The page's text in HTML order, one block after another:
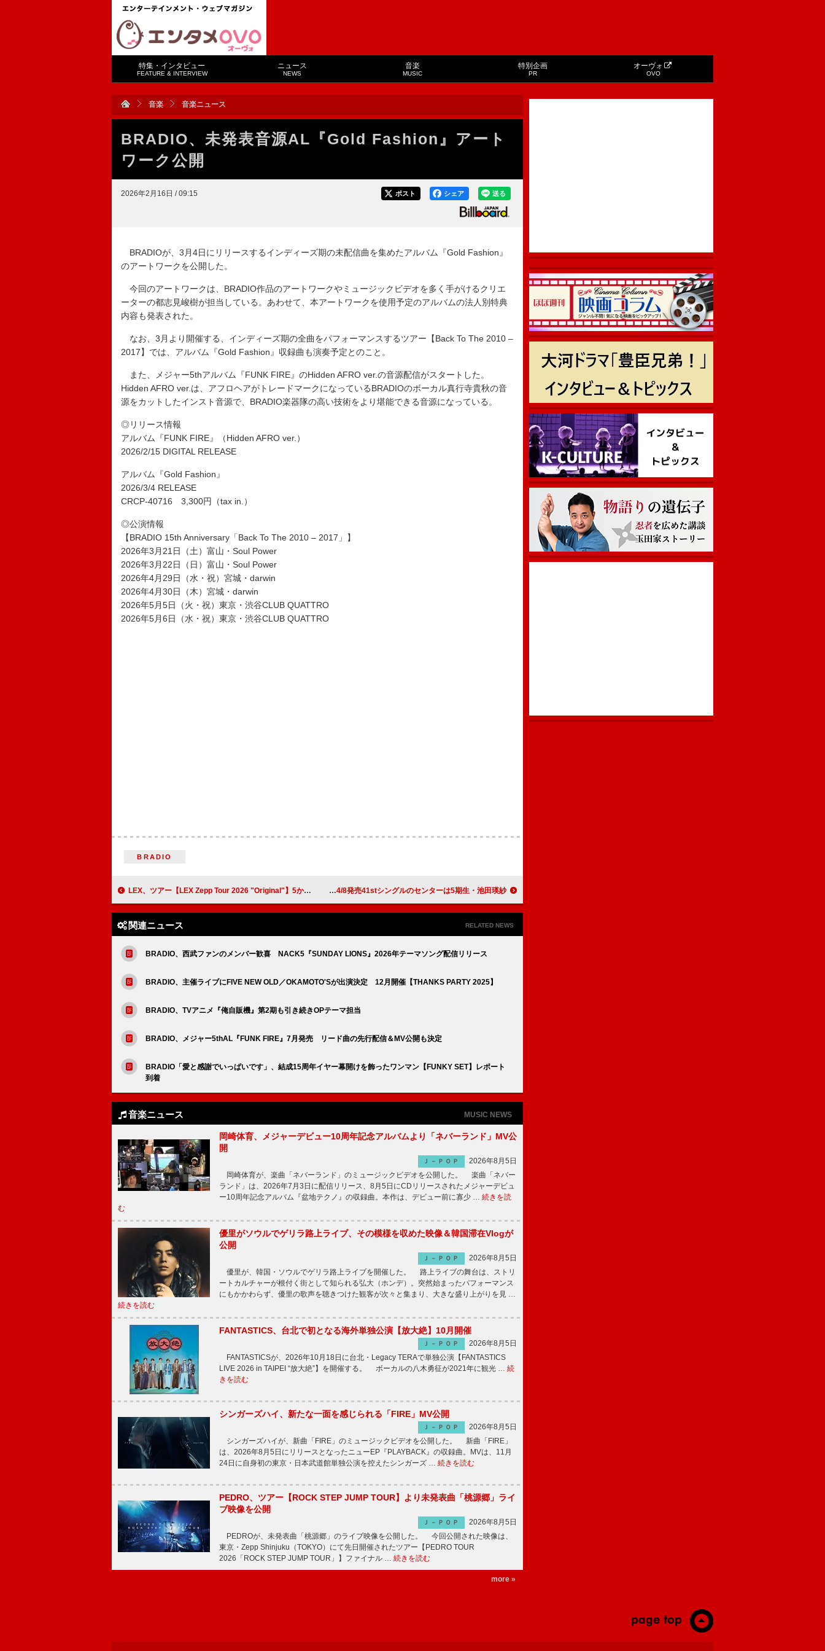
特集・インタビュー
FEATURE & INTERVIEW
ニュース
NEWS
音楽
MUSIC
特別企画
PR
オーヴォ
OVO
音楽 音楽ニュース
BRADIO、未発表音源AL『Gold Fashion』アート
ワーク公開
2026年2月16日 / 09:15 送る
シェア
ポスト
BRADIOが、3月4日にリリースするインディーズ期の未配信曲を集めたアルバム『Gold Fashion』
のアートワークを公開した。
今回のアートワークは、BRADIO作品のアートワークやミュージックビデオを多く手がけるクリエ
ーターの都志見峻樹が担当している。あわせて、本アートワークを使用予定のアルバムの法人別特典
内容も発表された。
なお、3月より開催する、インディーズ期の全曲をパフォーマンスするツアー【Back To The 2010 –
2017】では、アルバム『Gold Fashion』収録曲も演奏予定とのこと。
また、メジャー5thアルバム『FUNK FIRE』のHidden AFRO ver.の音源配信がスタートした。
Hidden AFRO ver.は、アフロヘアがトレードマークになっているBRADIOのボーカル真行寺貴秋の音
源をカットしたインスト音源で、BRADIO楽器隊の高い技術をより堪能できる音源になっている。
◎リリース情報
アルバム『FUNK FIRE』（Hidden AFRO ver.）
2026/2/15 DIGITAL RELEASE
アルバム『Gold Fashion』
2026/3/4 RELEASE
CRCP-40716 3,300円（tax in.）
◎公演情報
【BRADIO 15th Anniversary「Back To The 2010 – 2017」】
2026年3月21日（土）富山・Soul Power
2026年3月22日（日）富山・Soul Power
2026年4月29日（水・祝）宮城・darwin
2026年4月30日（木）宮城・darwin
2026年5月5日（火・祝）東京・渋谷CLUB QUATTRO
2026年5月6日（水・祝）東京・渋谷CLUB QUATTRO
BRADIO
LEX、ツアー【LEX Zepp Tour 2026 "Original"】5か所を回る追加公演開催発表 乃木坂46、4/8発売41stシングルのセンターは5期生・池田瑛紗
関連ニュース RELATED NEWS
BRADIO、西武ファンのメンバー歓喜 NACK5『SUNDAY LIONS』2026年テーマソング配信リリース
BRADIO、主催ライブにFIVE NEW OLD／OKAMOTO'Sが出演決定 12月開催【THANKS PARTY 2025】
BRADIO、TVアニメ『俺自販機』第2期も引き続きOPテーマ担当
BRADIO、メジャー5thAL『FUNK FIRE』7月発売 リード曲の先行配信＆MV公開も決定
BRADIO「愛と感謝でいっぱいです」、結成15周年イヤー幕開けを飾ったワンマン【FUNKY SET】レポート
到着
音楽ニュース MUSIC NEWS
岡崎体育、メジャーデビュー10周年記念アルバムより「ネバーランド」MV公
開
Ｊ－ＰＯＰ
2026年8月5日
岡崎体育が、楽曲「ネバーランド」のミュージックビデオを公開した。 楽曲「ネバー
ランド」は、2026年7月3日に配信リリース、8月5日にCDリリースされたメジャーデビュ
ー10周年記念アルバム『盆地テクノ』の収録曲。本作は、デビュー前に寡少 … 続きを読
む
優里がソウルでゲリラ路上ライブ、その模様を収めた映像＆韓国滞在Vlogが
公開
Ｊ－ＰＯＰ
2026年8月5日
優里が、韓国・ソウルでゲリラ路上ライブを開催した。 路上ライブの舞台は、ストリ
ートカルチャーが根付く街として知られる弘大（ホンデ）。突然始まったパフォーマンス
にもかかわらず、優里の歌声を聴きつけた観客が次々と集まり、大きな盛り上がりを見 …
続きを読む
FANTASTICS、台北で初となる海外単独公演【放大絶】10月開催
Ｊ－ＰＯＰ
2026年8月5日
FANTASTICSが、2026年10月18日に台北・Legacy TERAで単独公演【FANTASTICS
LIVE 2026 in TAIPEI “放大絶”】を開催する。 ボーカルの八木勇征が2021年に観光 … 続
きを読む
シンガーズハイ、新たな一面を感じられる「FIRE」MV公開
Ｊ－ＰＯＰ
2026年8月5日
シンガーズハイが、新曲「FIRE」のミュージックビデオを公開した。 新曲「FIRE」
は、2026年8月5日にリリースとなったニューEP『PLAYBACK』の収録曲。MVは、11月
24日に自身初の東京・日本武道館単独公演を控えたシンガーズ … 続きを読む
PEDRO、ツアー【ROCK STEP JUMP TOUR】より未発表曲「桃源郷」ライ
ブ映像を公開
Ｊ－ＰＯＰ
2026年8月5日
PEDROが、未発表曲「桃源郷」のライブ映像を公開した。 今回公開された映像は、
東京・Zepp Shinjuku（TOKYO）にて先日開催されたツアー【PEDRO TOUR
2026「ROCK STEP JUMP TOUR」】ファイナル … 続きを読む
more »